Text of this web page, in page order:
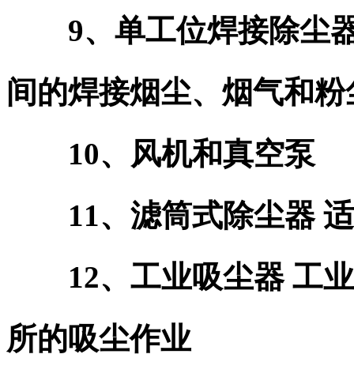
9、单工位焊接除尘器
间的焊接烟尘、烟气和
10、风机和真空泵
11、滤筒式除尘器 适
12、工业吸尘器 工业
所的吸尘作业